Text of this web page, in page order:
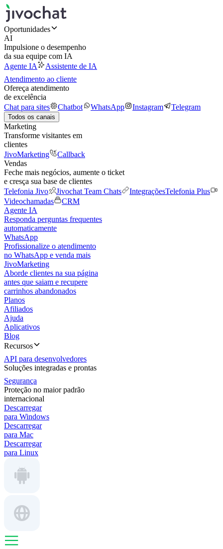
Oportunidades
AI
Impulsione o desempenho
da sua equipe com IA
Agente IA
Assistente de IA
Atendimento ao cliente
Ofereça atendimento
de excelência
Chat para sites
Chatbot WhatsApp Instagram Telegram
Todos os canais
Marketing
Transforme visitantes em
clientes
JivoMarketing
Callback
Vendas
Feche mais negócios, aumente o ticket
e cresça sua base de clientes
Telefonia Jivo
Jivochat Team Chats IntegraçõesTelefonia Plus
Videochamadas
CRM
Agente IA
Responda perguntas frequentes
automaticamente
WhatsApp
Profissionalize o atendimento
no WhatsApp e venda mais
JivoMarketing
Aborde clientes na sua página
antes que saiam e recupere
carrinhos abandonados
Planos
Afiliados
Ajuda
Aplicativos
Blog
Recursos
API para desenvolvedores
Soluções integradas e prontas
Segurança
Proteção no maior padrão
internacional
Descarregar
para Windows
Descarregar
para Mac
Descarregar
para Linux